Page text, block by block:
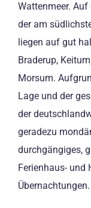
Wattenmeer.
der am
liegen auf gut
Braderup,
Morsum.
Lage und der
der
geradezu
durchgängiges,
Ferienhaus- und
Übernachtungen.